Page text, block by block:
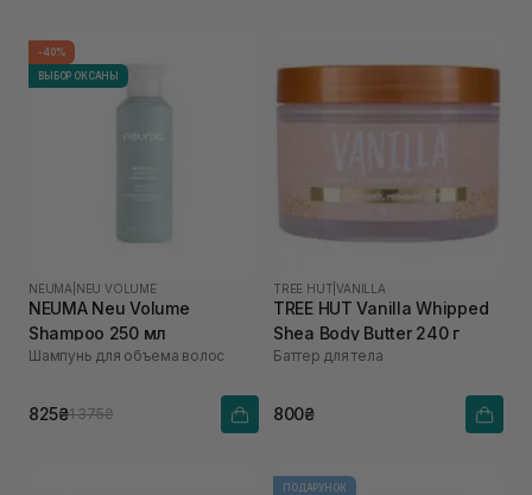
-40%
ВЫБОР ОКСАНЫ
NEUMA NEU VOLUME
NEUMA Neu Volume
Shampoo 250 мл
Шампунь для объема волос
825₴1 375₴
TREE HUT |VANILLA
TREE HUT Vanilla Whipped
Shea Body Butter 240 г
Баттер для тела
800₴
ПОДАРУНОК